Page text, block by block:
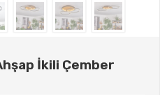
İkili Çember